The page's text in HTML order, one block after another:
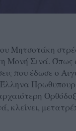
Μητσοτάκη
Σινά. Όπως
που έδωσε ο
κλείνει,